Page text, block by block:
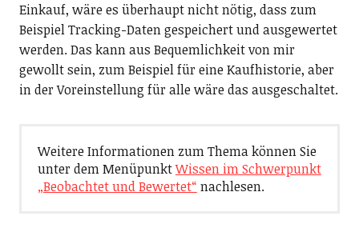
Einkauf, wäre es überhaupt nicht nötig, dass zum
Beispiel Tracking-Daten gespeichert und ausgewertet
werden. Das kann aus Bequemlichkeit von mir
gewollt sein, zum Beispiel für eine Kaufhistorie, aber
in der Voreinstellung für alle wäre das ausgeschaltet.
Weitere Informationen zum Thema können Sie
unter dem MenüpunktWissen im Schwerpunkt
„Beobachtet und Bewertet“ nachlesen.